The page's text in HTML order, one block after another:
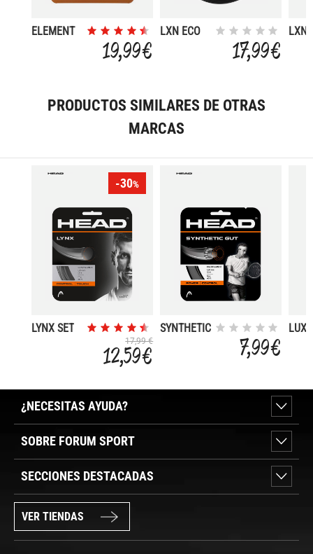
ELEMENT
19,99 €
LXN ECO
17,99 €
LXN
PRODUCTOS SIMILARES DE OTRAS
MARCAS
-30%
LYNX SET
17,99 €
12,59 €
SYNTHETIC
7,99 €
¿NECESITAS AYUDA?
SOBRE FORUM SPORT
SECCIONES DESTACADAS
VER TIENDAS